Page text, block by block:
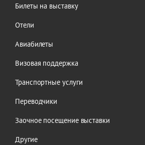
Билеты на выставку
Отели
Авиабилеты
Визовая поддержка
Транспортные услуги
Переводчики
Заочное посещение выставки
Другие